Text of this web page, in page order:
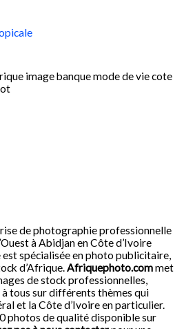
de photographie professionnelle
à Abidjan en Côte d’Ivoire
est spécialisée en photo publicitaire,
d’Afrique.Afriquephoto.commet
de stock professionnelles,
tous sur différents thèmes qui
et la Côte d’Ivoire en particulier.
photos de qualité disponible sur